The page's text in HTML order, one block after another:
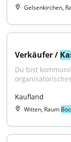
Gelsenkirchen,
Verkäufer /
Du bist
Kaufland
Witten, Raum